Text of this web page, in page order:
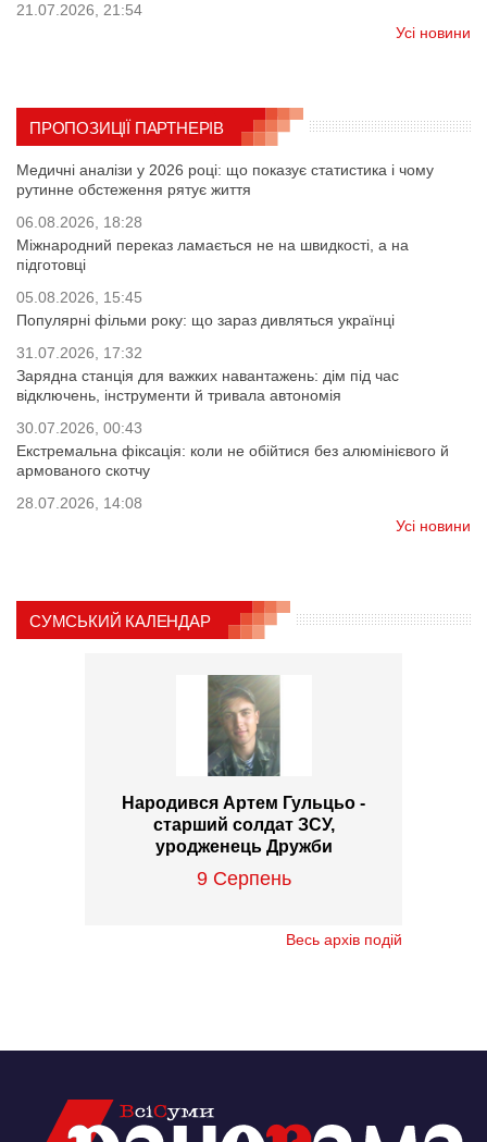
21.07.2026, 21:54
Усі новини
ПРОПОЗИЦІЇ ПАРТНЕРІВ
Медичні аналізи у 2026 році: що показує статистика і чому
рутинне обстеження рятує життя
06.08.2026, 18:28
Міжнародний переказ ламається не на швидкості, а на
підготовці
05.08.2026, 15:45
Популярні фільми року: що зараз дивляться українці
31.07.2026, 17:32
Зарядна станція для важких навантажень: дім під час
відключень, інструменти й тривала автономія
30.07.2026, 00:43
Екстремальна фіксація: коли не обійтися без алюмінієвого й
армованого скотчу
28.07.2026, 14:08
Усі новини
СУМСЬКИЙ КАЛЕНДАР
Народився Артем Гульцьо -
старший солдат ЗСУ,
уродженець Дружби
9 Серпень
Весь архів подій